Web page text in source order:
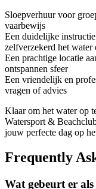
Sloepverhuur voor
vaarbewijs
Een duidelijke
zelfverzekerd het water
Een prachtige locatie
ontspannen sfeer
Een vriendelijk en
vragen of advies
Klaar om het water op
Watersport &
jouw perfecte dag op
Frequently
Wat gebeurt er